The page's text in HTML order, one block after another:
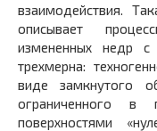
взаимодействия.
описывает
измененных недр с
трехмерна:
виде замкнутого
ограниченного в
поверхностями